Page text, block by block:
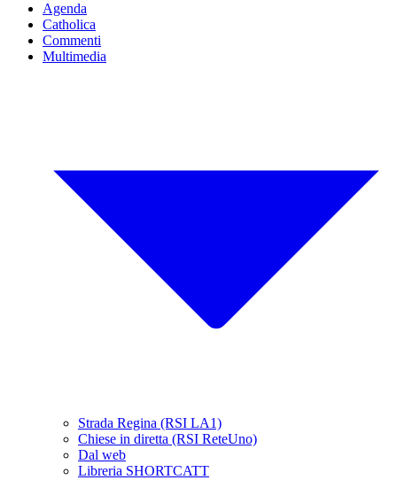
Agenda
Catholica
Commenti
Multimedia
Strada Regina (RSI LA1)
Chiese in diretta (RSI ReteUno)
Dal web
Libreria SHORTCATT